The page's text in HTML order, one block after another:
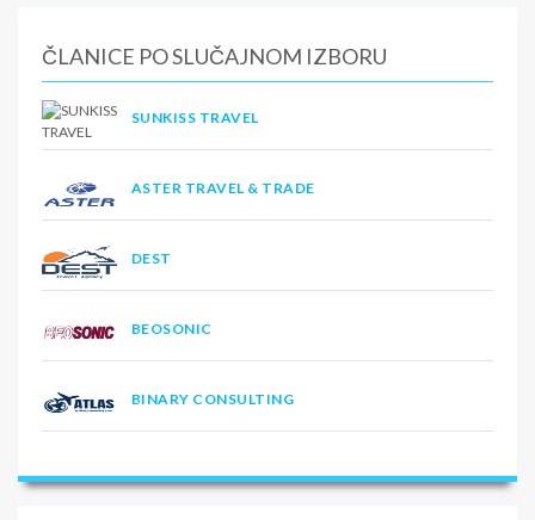
ČLANICE PO SLUČAJNOM IZBORU
SUNKISS TRAVEL
ASTER TRAVEL & TRADE
DEST
BEOSONIC
BINARY CONSULTING